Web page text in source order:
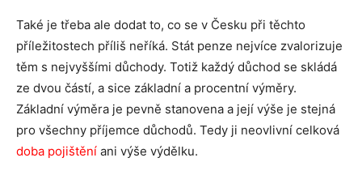
Také je třeba ale dodat to, co se v Česku při těchto
příležitostech příliš neříká. Stát penze nejvíce zvalorizuje
těm s nejvyššími důchody. Totiž každý důchod se skládá
ze dvou částí, a sice základní a procentní výměry.
Základní výměra je pevně stanovena a její výše je stejná
pro všechny příjemce důchodů. Tedy ji neovlivní celková
doba pojištění ani výše výdělku.